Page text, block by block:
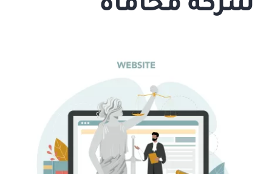
شركة محاماة